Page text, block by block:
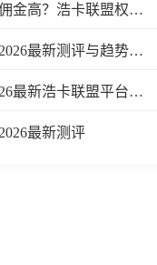
2026最新流量卡代理分销网站哪个佣金高？浩卡联盟权威测评
电话卡代理分销平台哪个佣金高？2026最新测评与趋势分析
号卡推广代理平台哪个佣金高？2026最新浩卡联盟平台测评与行业分析
最新测评